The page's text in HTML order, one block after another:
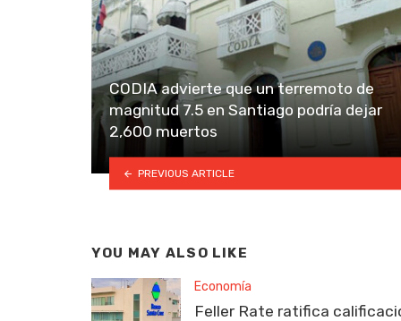
CODIA advierte que un terremoto de
magnitud 7.5 en Santiago podría dejar
2,600 muertos
PREVIOUS ARTICLE
YOU MAY ALSO LIKE
Economía
Feller Rate ratifica